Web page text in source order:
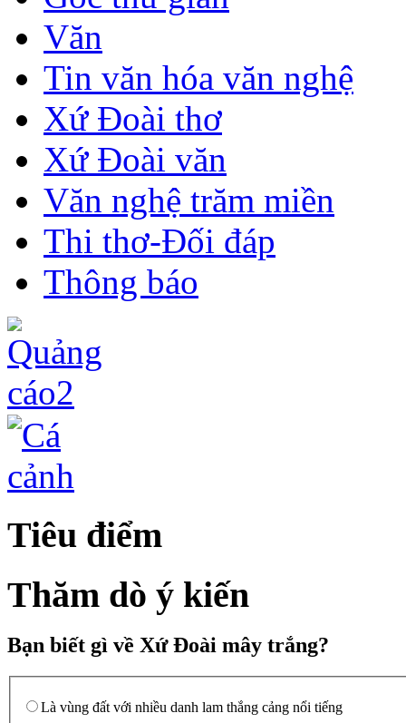
Văn
Tin văn hóa văn nghệ
Xứ Đoài thơ
Xứ Đoài văn
Văn nghệ trăm miền
Thi thơ-Đối đáp
Thông báo
Tiêu điểm
Thăm dò ý kiến
Bạn biết gì về Xứ Đoài mây trắng?
Là vùng đất với nhiều danh lam thắng cảng nổi tiếng